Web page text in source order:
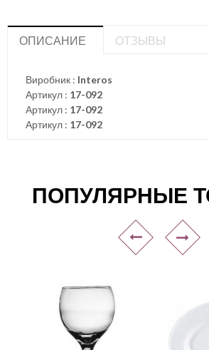
ОПИСАНИЕ ОТЗЫВЫ
Виробник : Interos
Артикул : 17-092
Артикул : 17-092
Артикул : 17-092
ПОПУЛЯРНЫЕ